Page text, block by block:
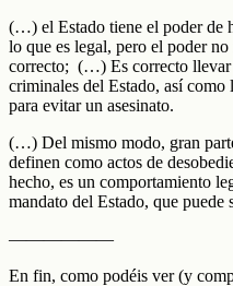
(…) el Estado tiene el poder de
lo que es legal, pero el poder
correcto; (…) Es correcto llevar
criminales del Estado, así
para evitar un asesinato.
(…) Del mismo modo, gran
definen como actos de
hecho, es un comportamiento
mandato del Estado, que puede
——————
En fin, como podéis ver (y